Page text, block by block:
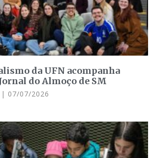
da UFN acompanha
do Almoço de SM
07/07/2026